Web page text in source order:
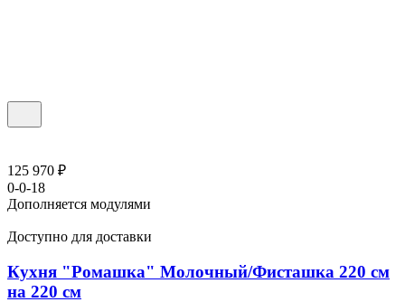
125 970 ₽
0-0-18
Дополняется модулями
Доступно для доставки
Кухня "Ромашка" Молочный/Фисташка 220 см
на 220 см